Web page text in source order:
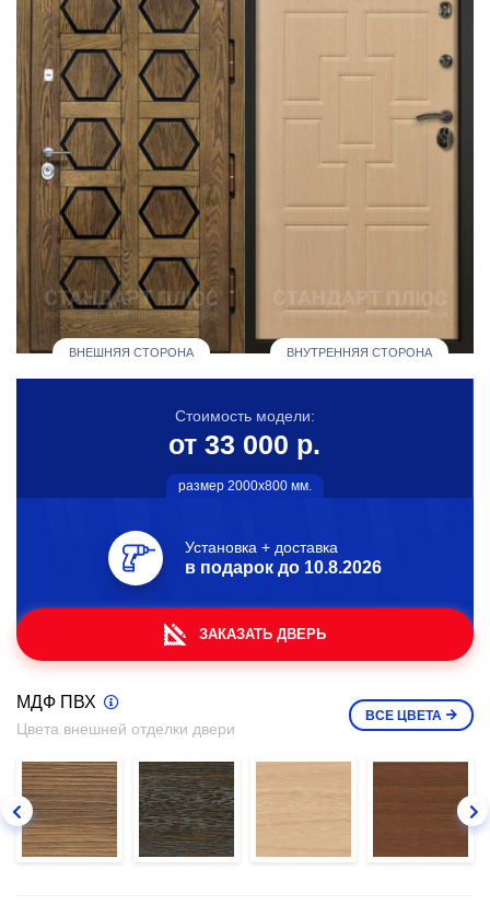
ВНЕШНЯЯ СТОРОНА ВНУТРЕННЯЯ СТОРОНА
Стоимость модели:
от 33 000 р.
размер 2000х800 мм.
Установка + доставка
в подарок до 10.8.2026
ЗАКАЗАТЬ ДВЕРЬ
МДФ ПВХ
Цвета внешней отделки двери
ВСЕ ЦВЕТА